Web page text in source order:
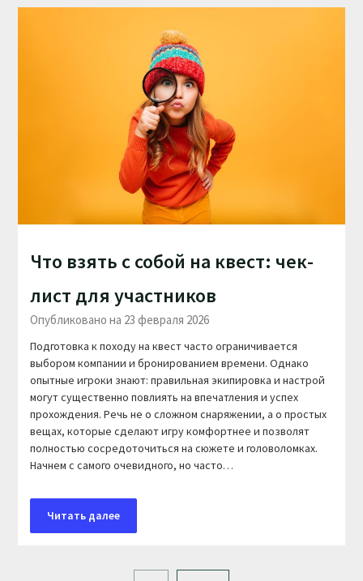
Что взять с собой на квест: чек-
лист для участников
Опубликовано на 23 февраля 2026
Подготовка к походу на квест часто ограничивается
выбором компании и бронированием времени. Однако
опытные игроки знают: правильная экипировка и настрой
могут существенно повлиять на впечатления и успех
прохождения. Речь не о сложном снаряжении, а о простых
вещах, которые сделают игру комфортнее и позволят
полностью сосредоточиться на сюжете и головоломках.
Начнем с самого очевидного, но часто…
Читать далее